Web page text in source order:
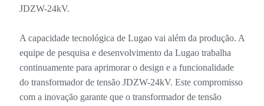
JDZW-24kV.
A capacidade tecnológica de Lugao vai além da produção. A
equipe de pesquisa e desenvolvimento da Lugao trabalha
continuamente para aprimorar o design e a funcionalidade
do transformador de tensão JDZW-24kV. Este compromisso
com a inovação garante que o transformador de tensão